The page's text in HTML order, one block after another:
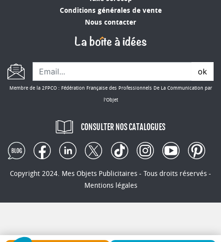
Conditions générales de vente
Nous contacter
ok
Membre de la 2FPCO : Fédération Française des Professionnels De La Communication par
l'Objet
CONSULTER NOS CATALOGUES
Copyright 2024. Mes Objets Publicitaires - Tous droits réservés -
Mentions légales